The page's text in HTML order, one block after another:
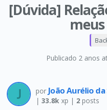
[Dúvida]
Publicado 2 anos
por João Aurélio
| 33.8kxp | 2posts